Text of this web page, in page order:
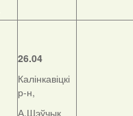
26.04
Калінкавіцкі
р-н,
А.Шэўчык